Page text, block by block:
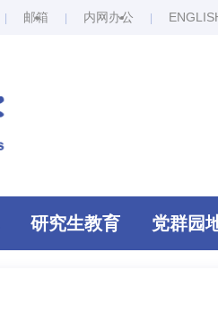
邮箱 内网办公
研究生教育 党群园